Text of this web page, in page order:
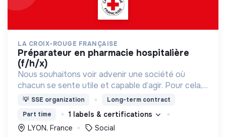
LA CROIX-ROUGE FRANÇAISE
préparateur en pharmacie hospitalière
(f/h/x)
Nous souhaitons voir advenir une société où
chacun se sente utile et capable d’agir. Pour cela,
nous proposons des moyens et des lieux
d’engagement innovants et adaptés à tous.
💡 SSE organization
Long-term contract
Part time
1 labels & certifications
LYON, France
Social